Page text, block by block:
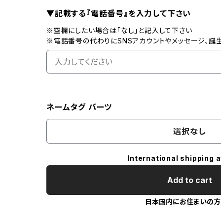
▼記載する『電話番号』を入力して下さい
※空欄にしたい場合は「なし」と記入して下さい
※電話番号の代わりにSNSアカウントやメッセージ、誕
ネームタグ パーツ
選択なし
International shipping
Add to cart
日本国内にお住まいの